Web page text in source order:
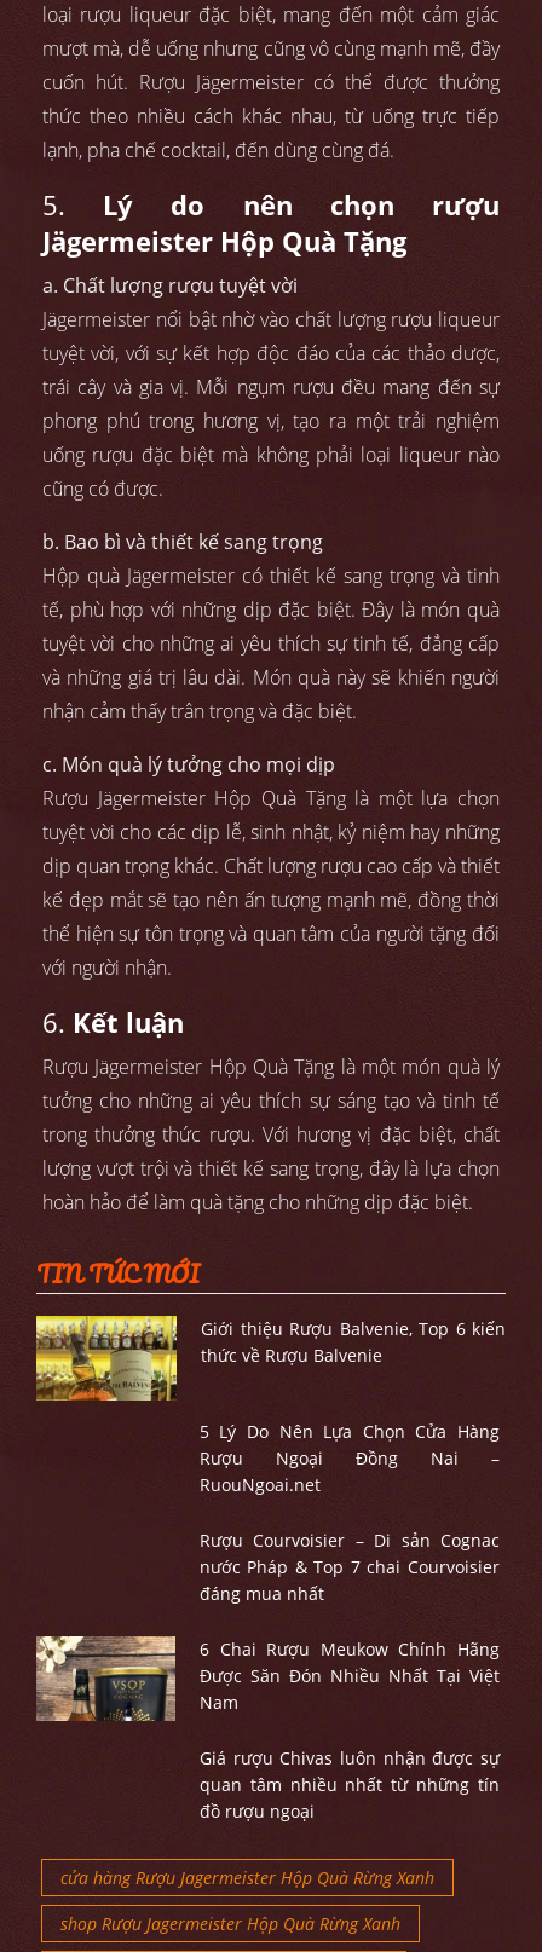
loại rượu liqueur đặc biệt, mang đến một cảm giác
mượt mà, dễ uống nhưng cũng vô cùng mạnh mẽ, đầy
cuốn hút. Rượu Jägermeister có thể được thưởng
thức theo nhiều cách khác nhau, từ uống trực tiếp
lạnh, pha chế cocktail, đến dùng cùng đá.
5. Lý do nên chọn rượu
Jägermeister Hộp Quà Tặng
a. Chất lượng rượu tuyệt vời
Jägermeister nổi bật nhờ vào chất lượng rượu liqueur
tuyệt vời, với sự kết hợp độc đáo của các thảo dược,
trái cây và gia vị. Mỗi ngụm rượu đều mang đến sự
phong phú trong hương vị, tạo ra một trải nghiệm
uống rượu đặc biệt mà không phải loại liqueur nào
cũng có được.
b. Bao bì và thiết kế sang trọng
Hộp quà Jägermeister có thiết kế sang trọng và tinh
tế, phù hợp với những dịp đặc biệt. Đây là món quà
tuyệt vời cho những ai yêu thích sự tinh tế, đẳng cấp
và những giá trị lâu dài. Món quà này sẽ khiến người
nhận cảm thấy trân trọng và đặc biệt.
c. Món quà lý tưởng cho mọi dịp
Rượu Jägermeister Hộp Quà Tặng là một lựa chọn
tuyệt vời cho các dịp lễ, sinh nhật, kỷ niệm hay những
dịp quan trọng khác. Chất lượng rượu cao cấp và thiết
kế đẹp mắt sẽ tạo nên ấn tượng mạnh mẽ, đồng thời
thể hiện sự tôn trọng và quan tâm của người tặng đối
với người nhận.
6. Kết luận
Rượu Jägermeister Hộp Quà Tặng là một món quà lý
tưởng cho những ai yêu thích sự sáng tạo và tinh tế
trong thưởng thức rượu. Với hương vị đặc biệt, chất
lượng vượt trội và thiết kế sang trọng, đây là lựa chọn
hoàn hảo để làm quà tặng cho những dịp đặc biệt.
TIN TỨC MỚI
Giới thiệu Rượu Balvenie, Top 6 kiến
thức về Rượu Balvenie
5 Lý Do Nên Lựa Chọn Cửa Hàng
Rượu Ngoại Đồng Nai –
RuouNgoai.net
Rượu Courvoisier – Di sản Cognac
nước Pháp & Top 7 chai Courvoisier
đáng mua nhất
6 Chai Rượu Meukow Chính Hãng
Được Săn Đón Nhiều Nhất Tại Việt
Nam
Giá rượu Chivas luôn nhận được sự
quan tâm nhiều nhất từ những tín
đồ rượu ngoại
cửa hàng Rượu Jagermeister Hộp Quà Rừng Xanh
shop Rượu Jagermeister Hộp Quà Rừng Xanh